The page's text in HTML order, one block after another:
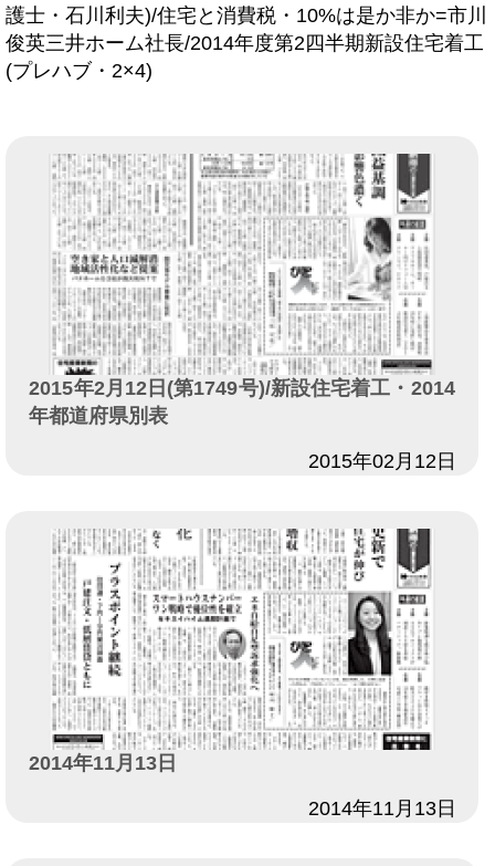
護士・石川利夫)/住宅と消費税・10%は是か非か=市川
俊英三井ホーム社長/2014年度第2四半期新設住宅着工
(プレハブ・2×4)
2015年2月12日(第1749号)/新設住宅着工・2014
年都道府県別表
2015年02月12日
2014年11月13日
2014年11月13日